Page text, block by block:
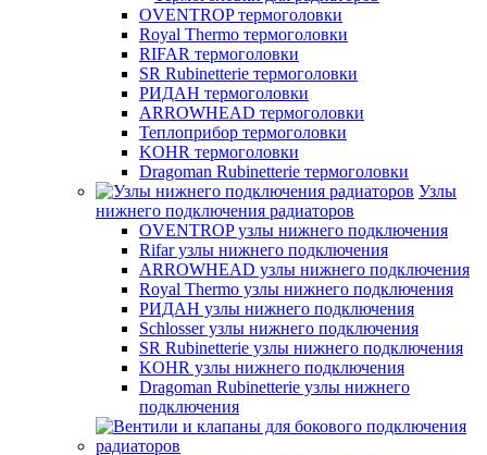
OVENTROP термоголовки
Royal Thermo термоголовки
RIFAR термоголовки
SR Rubinetterie термоголовки
РИДАН термоголовки
ARROWHEAD термоголовки
Теплоприбор термоголовки
KOHR термоголовки
Dragoman Rubinetterie термоголовки
Узлы
нижнего подключения радиаторов
OVENTROP узлы нижнего подключения
Rifar узлы нижнего подключения
ARROWHEAD узлы нижнего подключения
Royal Thermo узлы нижнего подключения
РИДАН узлы нижнего подключения
Schlosser узлы нижнего подключения
SR Rubinetterie узлы нижнего подключения
KOHR узлы нижнего подключения
Dragoman Rubinetterie узлы нижнего
подключения